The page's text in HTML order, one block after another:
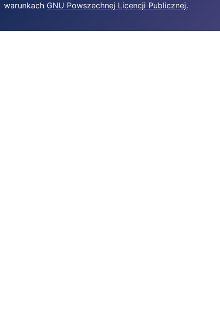
warunkach GNU Powszechnej Licencji Publicznej.